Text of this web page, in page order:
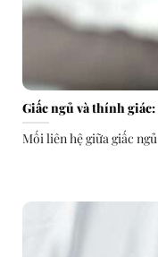
Giấc ngủ và thính
Mối liên hệ giữa giấc